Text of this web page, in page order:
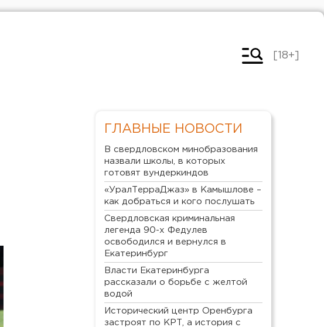
[18+]
ГЛАВНЫЕ НОВОСТИ
В свердловском минобразования
назвали школы, в которых
готовят вундеркиндов
«УралТерраДжаз» в Камышлове –
как добраться и кого послушать
Свердловская криминальная
легенда 90-х Федулев
освободился и вернулся в
Екатеринбург
Власти Екатеринбурга
рассказали о борьбе с желтой
водой
Исторический центр Оренбурга
застроят по КРТ, а история с